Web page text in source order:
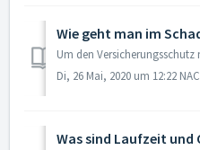
Wie geht man im
Di, 26 Mai, 2020 um 12:22
Was sind Laufzeit